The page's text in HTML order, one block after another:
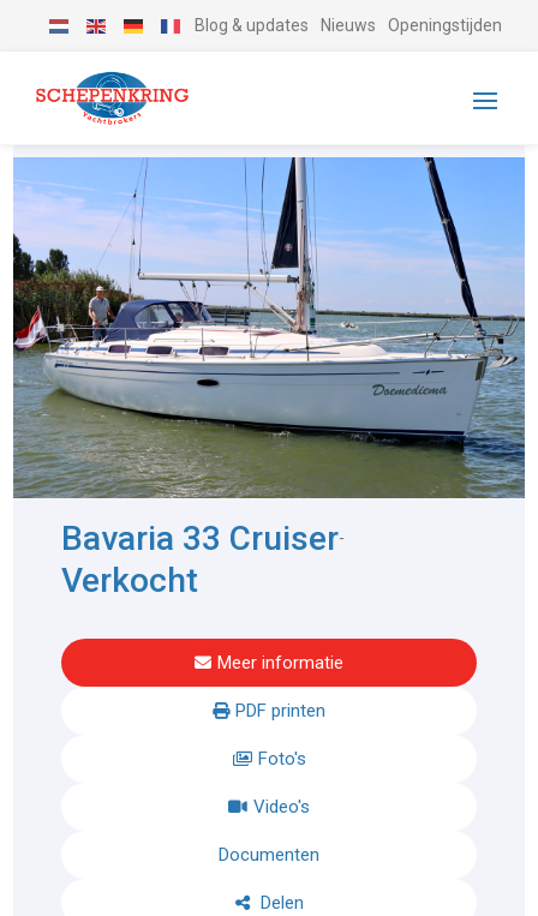
Blog & updates Nieuws Openingstijden
Bavaria 33 Cruiser-
Verkocht
Meer informatie
PDF printen
Foto's
Video's
Documenten
Delen